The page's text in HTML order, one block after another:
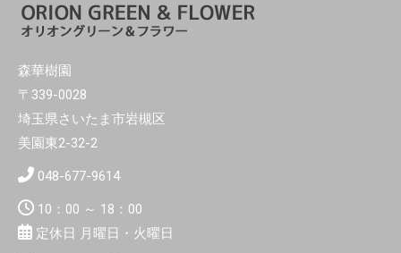
森華樹園
〒339-0028
埼玉県さいたま市岩槻区
美園東2-32-2
048-677-9614
10：00 ～ 18：00
定休日 月曜日・火曜日